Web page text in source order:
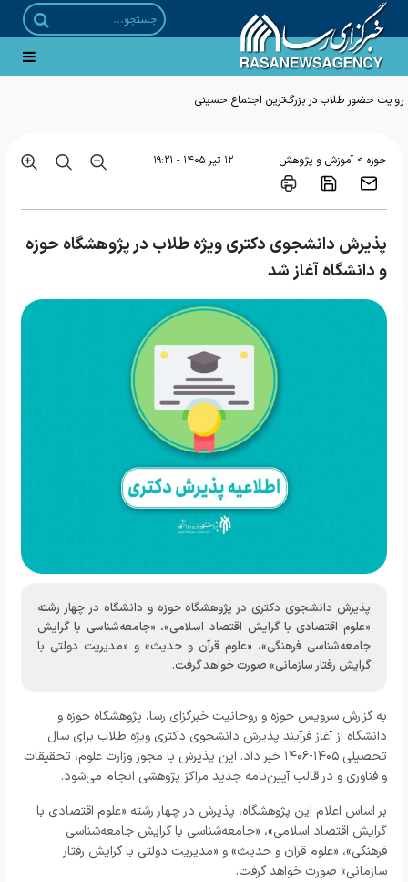
حوزه > آموزش و پژوهش ۱۲ تير ۱۴۰۵ - ۱۹:۲۱
پذیرش دانشجوی دکتری ویژه طلاب در پژوهشگاه حوزه
و دانشگاه آغاز شد
پذیرش دانشجوی دکتری در پژوهشگاه حوزه و دانشگاه در چهار رشته
«علوم اقتصادی با گرایش اقتصاد اسلامی»، «جامعه‌شناسی با گرایش
جامعه‌شناسی فرهنگی»، «علوم قرآن و حدیث» و «مدیریت دولتی با
گرایش رفتار سازمانی» صورت خواهد گرفت.
به گزارش سرویس حوزه و روحانیت خبرگزای رسا، پژوهشگاه حوزه و
دانشگاه از آغاز فرآیند پذیرش دانشجوی دکتری ویژه طلاب برای سال
تحصیلی ۱۴۰۵-۱۴۰۶ خبر داد. این پذیرش با مجوز وزارت علوم، تحقیقات
و فناوری و در قالب آیین‌نامه جدید مراکز پژوهشی انجام می‌شود.
بر اساس اعلام این پژوهشگاه، پذیرش در چهار رشته «علوم اقتصادی با
گرایش اقتصاد اسلامی»، «جامعه‌شناسی با گرایش جامعه‌شناسی
فرهنگی»، «علوم قرآن و حدیث» و «مدیریت دولتی با گرایش رفتار
سازمانی» صورت خواهد گرفت.